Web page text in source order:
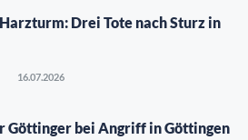
Drei Tote nach Sturz in
16.07.2026
Göttinger bei Angriff in Göttingen